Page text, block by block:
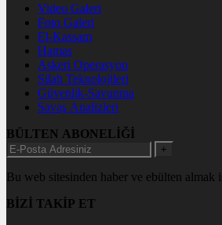
Video Galeri
Foto Galeri
El-Kassam
Hamas
Askeri Operasyon
Silah Teknolojileri
Güvenlik-Savunma
Savaş Analizleri
BÜLTEN ABONELİĞİ
+
Bu web sitesinden haber ve ebülten almak
BİZİ TAKİP ET